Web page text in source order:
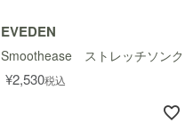
EVEDEN
Smoothease ストレッチソング
¥2,530税込